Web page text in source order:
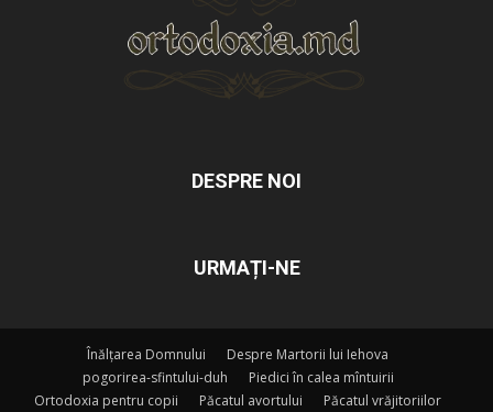
DESPRE NOI
URMAȚI-NE
Înălțarea Domnului
Despre Martorii lui Iehova
pogorirea-sfintului-duh
Piedici în calea mîntuirii
Ortodoxia pentru copii
Păcatul avortului Păcatul vrăjitoriilor